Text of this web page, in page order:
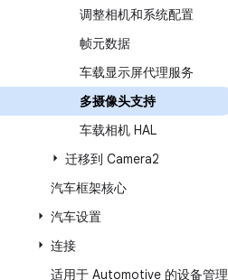
调整相机和系统配置
帧元数据
车载显示屏代理服务
多摄像头支持
车载相机 HAL
迁移到 Camera2
汽车框架核心
汽车设置
连接
适用于 Automotive 的设备管理